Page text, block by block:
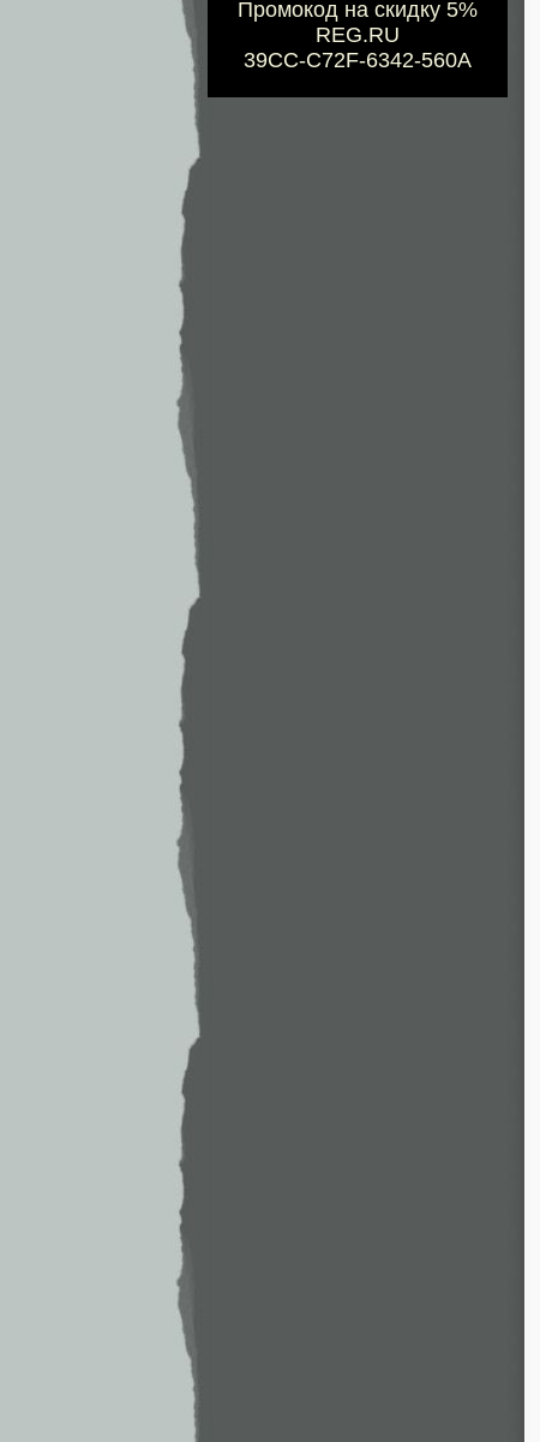
Промокод на скидку 5%
REG.RU
39CC-C72F-6342-560A